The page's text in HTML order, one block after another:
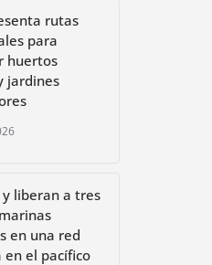
rutas
para
huertos
jardines
y liberan a tres
en una red
en el pacífico